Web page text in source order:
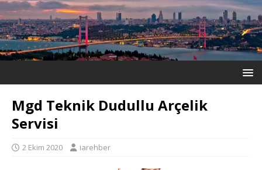
Mgd Teknik Dudullu Arçelik
Servisi
2 Ekim 2020 iarehber